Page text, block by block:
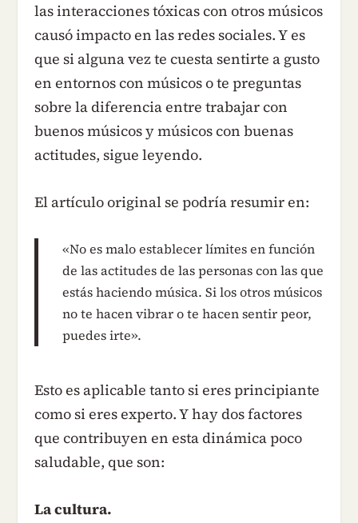
las interacciones tóxicas con otros músicos
causó impacto en las redes sociales. Y es
que si alguna vez te cuesta sentirte a gusto
en entornos con músicos o te preguntas
sobre la diferencia entre trabajar con
buenos músicos y músicos con buenas
actitudes, sigue leyendo.
El artículo original se podría resumir en:
«No es malo establecer límites en función
de las actitudes de las personas con las que
estás haciendo música. Si los otros músicos
no te hacen vibrar o te hacen sentir peor,
puedes irte».
Esto es aplicable tanto si eres principiante
como si eres experto. Y hay dos factores
que contribuyen en esta dinámica poco
saludable, que son:
La cultura.